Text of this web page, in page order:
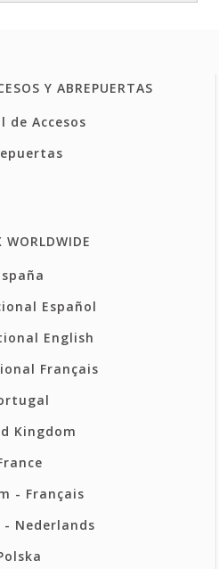
Y ABREPUERTAS
de Accesos
WORLDWIDE
Español
English
Français
Kingdom
- Français
- Nederlands